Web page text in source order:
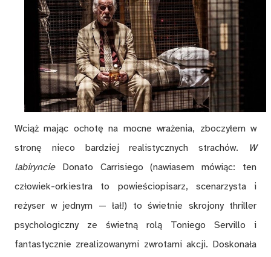
Wciąż mając ochotę na mocne wrażenia, zboczyłem w
stronę nieco bardziej realistycznych strachów. W
labiryncieDonato Carrisiego (nawiasem mówiąc: ten
człowiek-orkiestra to powieściopisarz, scenarzysta i
reżyser w jednym — łał!) to świetnie skrojony thriller
psychologiczny ze świetną rolą Toniego Servillo i
fantastycznie zrealizowanymi zwrotami akcji. Doskonała